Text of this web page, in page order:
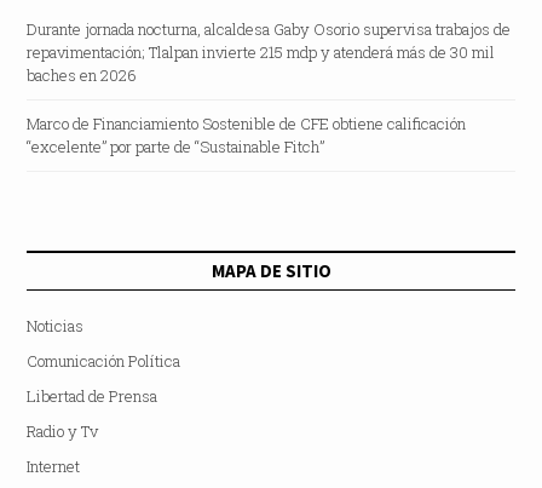
Durante jornada nocturna, alcaldesa Gaby Osorio supervisa trabajos de
repavimentación; Tlalpan invierte 215 mdp y atenderá más de 30 mil
baches en 2026
Marco de Financiamiento Sostenible de CFE obtiene calificación
“excelente” por parte de “Sustainable Fitch”
MAPA DE SITIO
Noticias
Comunicación Política
Libertad de Prensa
Radio y Tv
Internet